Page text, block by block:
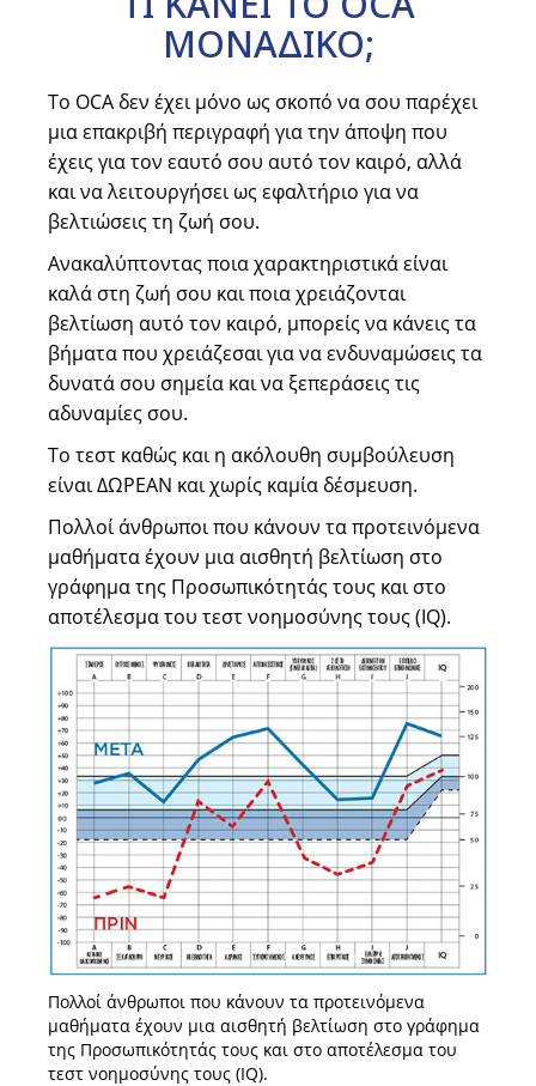
ΜΟΝΑΔΙΚΟ;
Το OCA δεν έχει μόνο ως σκοπό να σου παρέχει
μια επακριβή περιγραφή για την άποψη που
έχεις για τον εαυτό σου αυτό τον καιρό, αλλά
και να λειτουργήσει ως εφαλτήριο για να
βελτιώσεις τη ζωή σου.
Ανακαλύπτοντας ποια χαρακτηριστικά είναι
καλά στη ζωή σου και ποια χρειάζονται
βελτίωση αυτό τον καιρό, μπορείς να κάνεις τα
βήματα που χρειάζεσαι για να ενδυναμώσεις τα
δυνατά σου σημεία και να ξεπεράσεις τις
αδυναμίες σου.
Το τεστ καθώς και η ακόλουθη συμβούλευση
είναι ΔΩΡΕΑΝ και χωρίς καμία δέσμευση.
Πολλοί άνθρωποι που κάνουν τα προτεινόμενα
μαθήματα έχουν μια αισθητή βελτίωση στο
γράφημα της Προσωπικότητάς τους και στο
αποτέλεσμα του τεστ νοημοσύνης τους (IQ).
Πολλοί άνθρωποι που κάνουν τα προτεινόμενα
μαθήματα έχουν μια αισθητή βελτίωση στο γράφημα
της Προσωπικότητάς τους και στο αποτέλεσμα του
τεστ νοημοσύνης τους (IQ).